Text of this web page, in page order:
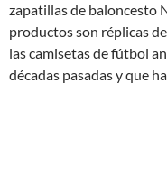
zapatillas de baloncesto
productos son réplicas
las camisetas de fútbol
décadas pasadas y que